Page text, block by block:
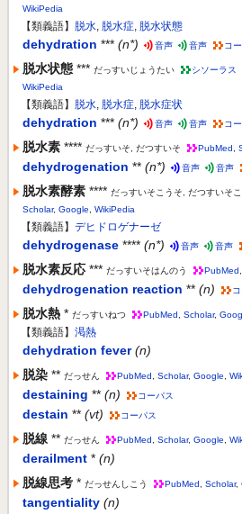
WikiPedia
【類義語】 脱水, 脱水症, 脱水状態
dehydration *** (n*) 音声 音声 コ
脱水状態 *** だっすいじょうたい シソーラス
WikiPedia
【類義語】 脱水, 脱水症, 脱水症状
dehydration *** (n*) 音声 音声 コ
脱水素 **** だっすいそ, だつすいそ PubMed
dehydrogenation ** (n*) 音声 音声
脱水素酵素 **** だっすいそこうそ, だつすいそ
Scholar, Google WikiPedia
【類義語】 デヒドロゲナーゼ
dehydrogenase **** (n*) 音声 音声
脱水素反応 *** だっすいそはんのう PubMed
dehydrogenation reaction ** (n)
脱水熱 * だっすいねつ PubMed Scholar,
【類義語】 渇熱
dehydration fever (n)
脱染 ** だっせん PubMed Scholar, Google
destaining ** (n) コーパス
destain ** (vt) コーパス
脱線 ** だっせん PubMed Scholar, Google
derailment * (n)
脱線思考 * だっせんしこう PubMed Scholar,
tangentiality (n)